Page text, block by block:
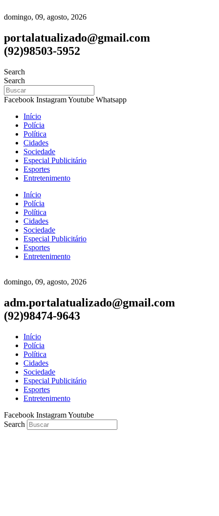
domingo, 09, agosto, 2026
portalatualizado@gmail.com
(92)98503-5952
Search
Search
Facebook InstagramYoutube Whatsapp
Início
Polícia
Política
Cidades
Sociedade
Especial Publicitário
Esportes
Entretenimento
Início
Polícia
Política
Cidades
Sociedade
Especial Publicitário
Esportes
Entretenimento
domingo, 09, agosto, 2026
adm.portalatualizado@gmail.com
(92)98474-9643
Início
Polícia
Política
Cidades
Sociedade
Especial Publicitário
Esportes
Entretenimento
Facebook InstagramYoutube
Search